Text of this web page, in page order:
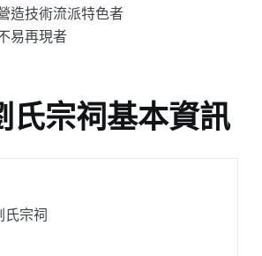
造技術流派特色者
易再現者
氏宗祠基本資訊
氏宗祠